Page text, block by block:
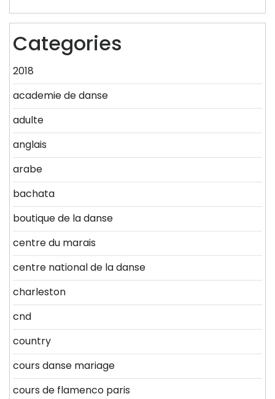
Categories
2018
academie de danse
adulte
anglais
arabe
bachata
boutique de la danse
centre du marais
centre national de la danse
charleston
cnd
country
cours danse mariage
cours de flamenco paris